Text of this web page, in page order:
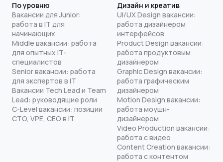
По уровню
Вакансии для Junior:
работа в IT для
начинающих
Middle вакансии: работа
для опытных IT-
специалистов
Senior вакансии: работа
для экспертов в IT
Вакансии Tech Lead и Team
Lead: руководящие роли
C-Level вакансии: позиции
CTO, VPE, CEO в IT
Дизайн и креатив
UI/UX Design вакансии:
работа дизайнером
интерфейсов
Product Design вакансии:
работа продуктовым
дизайнером
Graphic Design вакансии:
работа графическим
дизайнером
Motion Design вакансии:
работа моушн-
дизайнером
Video Production вакансии:
работа с видео
Content Creation вакансии:
работа с контентом